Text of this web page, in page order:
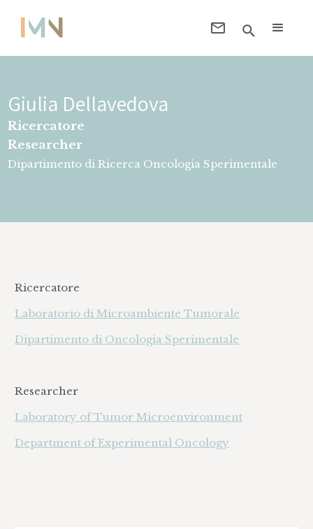
Giulia Dellavedova
Ricercatore
Researcher
Dipartimento di Ricerca Oncologia Sperimentale
Ricercatore
Laboratorio di Microambiente Tumorale
Dipartimento di Oncologia Sperimentale
Researcher
Laboratory of Tumor Microenvironment
Department of Experimental Oncology